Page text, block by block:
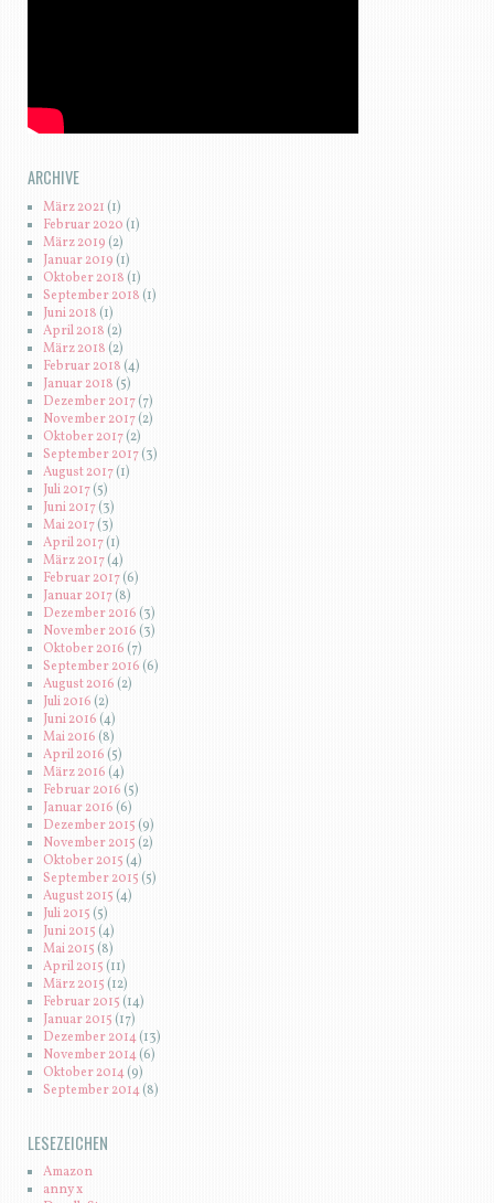
ARCHIVE
März 2021(1)
Februar 2020 (1)
März 2019 (2)
Januar 2019 (1)
Oktober 2018 (1)
September 2018 (1)
Juni 2018 (1)
April 2018 (2)
März 2018 (2)
Februar 2018(4)
Januar 2018 (5)
Dezember 2017(7)
November 2017(2)
Oktober 2017(2)
September 2017(3)
August 2017(1)
Juli 2017(5)
Juni 2017(3)
Mai 2017(3)
April 2017(1)
März 2017(4)
Februar 2017(6)
Januar 2017(8)
Dezember 2016 (3)
November 2016 (3)
Oktober 2016 (7)
September 2016 (6)
August 2016(2)
Juli 2016 (2)
Juni 2016 (4)
Mai 2016 (8)
April 2016 (5)
März 2016 (4)
Februar 2016(5)
Januar 2016 (6)
Dezember 2015 (9)
November 2015 (2)
Oktober 2015 (4)
September 2015 (5)
August 2015 (4)
Juli 2015 (5)
Juni 2015 (4)
Mai 2015(8)
April 2015 (11)
März 2015(12)
Februar 2015 (14)
Januar 2015 (17)
Dezember 2014(13)
November 2014(6)
Oktober 2014(9)
September 2014(8)
LESEZEICHEN
Amazon
anny x